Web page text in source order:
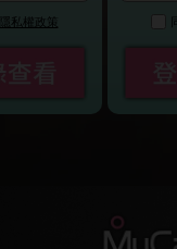
同意隱私權政策